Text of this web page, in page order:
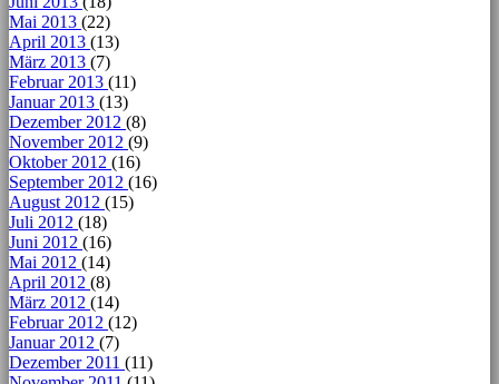
Mai 2013 (22)
April 2013 (13)
März 2013 (7)
Februar 2013 (11)
Januar 2013 (13)
Dezember 2012 (8)
November 2012 (9)
Oktober 2012 (16)
September 2012 (16)
August 2012 (15)
Juli 2012 (18)
Juni 2012 (16)
Mai 2012 (14)
April 2012 (8)
März 2012 (14)
Februar 2012 (12)
Januar 2012 (7)
Dezember 2011 (11)